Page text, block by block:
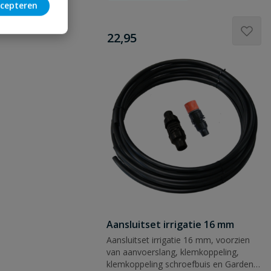
€
22,95
Aansluitset irrigatie 16 mm
Aansluitset irrigatie 16 mm, voorzien
van aanvoerslang, klemkoppeling,
klemkoppeling schroefbuis en Gardena